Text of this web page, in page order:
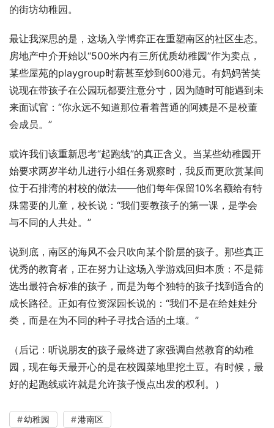
的街坊幼稚园。
最让我深思的是，这场入学博弈正在重塑南区的社区生态。
房地产中介开始以“500米内有三所优质幼稚园”作为卖点，
某些屋苑的playgroup时薪甚至炒到600港元。有妈妈苦笑
说现在带孩子在公园玩都要注意分寸，因为随时可能遇到未
来面试官：“你永远不知道那位看着普通的阿姨是不是校董
会成员。”
或许我们该重新思考“起跑线”的真正含义。当某些幼稚园开
始要求两岁半幼儿进行小组任务观察时，我反而更欣赏某间
位于石排湾的村校的做法——他们每年保留10%名额给有特
殊需要的儿童，校长说：“我们要教孩子的第一课，是学会
与不同的人共处。”
说到底，南区的海风不会只吹向某个阶层的孩子。那些真正
优秀的教育者，正在努力让这场入学游戏回归本质：不是筛
选出最符合标准的孩子，而是为每个独特的孩子找到适合的
成长路径。正如有位资深园长说的：“我们不是在给娃娃分
类，而是在为不同的种子寻找合适的土壤。”
（后记：听说朋友的孩子最终进了家强调自然教育的幼稚
园，现在每天最开心的是在校园菜地里挖土豆。有时候，最
好的起跑线或许就是允许孩子慢点出发的权利。）
幼稚园 港南区